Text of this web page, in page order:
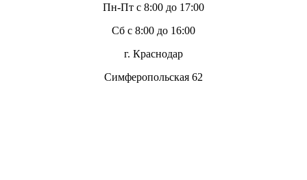
Пн-Пт с 8:00 до 17:00
Сб с 8:00 до 16:00
г. Краснодар
Симферопольская 62